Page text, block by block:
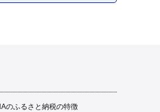
のふるさと納税の特徴